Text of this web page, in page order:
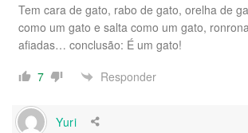
Tem cara de gato, rabo de gato, orelha de
como um gato e salta como um gato,
afiadas… conclusão: É um gato!
7
Responder
Yuri